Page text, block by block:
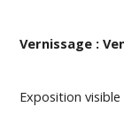
Vernissage :
Exposition